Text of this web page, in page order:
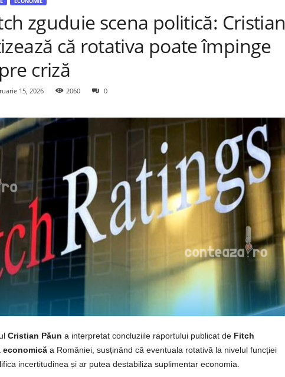
zguduie scena politică: Cristian
că rotativa poate împinge
criză
15, 2026 2060 0
Cristian Păun a interpretat concluziile raportului publicat de Fitch
economicăa României, susținând că eventuala rotativă la nivelul funcției
incertitudinea și ar putea destabiliza suplimentar economia.